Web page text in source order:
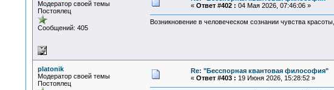
Модератор своей темы
Постоялец
Сообщений: 405
« Ответ #402 : 04 Мая 2026, 07:46:06 »
Возникновение в человеческом сознании чувства
platonik
Модератор своей темы
Постоялец
Re: "Бесспорная квантовая философия"
« Ответ #403 : 19 Июня 2026, 15:28:52 »